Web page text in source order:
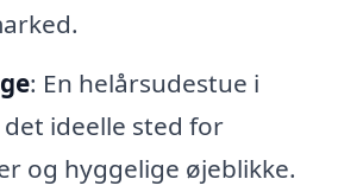
: En helårsudestue i
ideelle sted for
og hyggelige øjeblikke.